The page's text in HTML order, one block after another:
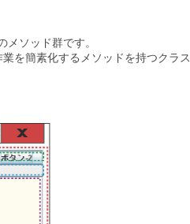
ソッド群です。
を簡素化するメソッドを持つクラス